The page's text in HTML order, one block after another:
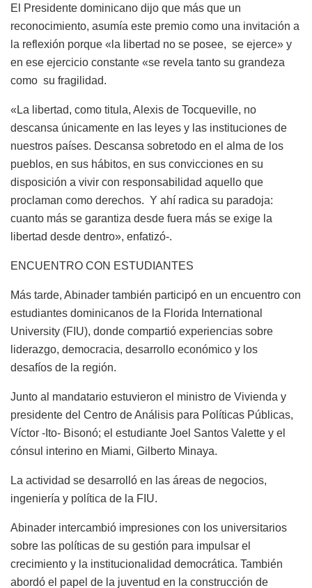
El Presidente dominicano dijo que más que un
reconocimiento, asumía este premio como una invitación a
la reflexión porque «la libertad no se posee, se ejerce» y
en ese ejercicio constante «se revela tanto su grandeza
como su fragilidad.
«La libertad, como titula, Alexis de Tocqueville, no
descansa únicamente en las leyes y las instituciones de
nuestros países. Descansa sobretodo en el alma de los
pueblos, en sus hábitos, en sus convicciones en su
disposición a vivir con responsabilidad aquello que
proclaman como derechos. Y ahí radica su paradoja:
cuanto más se garantiza desde fuera más se exige la
libertad desde dentro», enfatizó-.
ENCUENTRO CON ESTUDIANTES
Más tarde, Abinader también participó en un encuentro con
estudiantes dominicanos de la Florida International
University (FIU), donde compartió experiencias sobre
liderazgo, democracia, desarrollo económico y los
desafíos de la región.
Junto al mandatario estuvieron el ministro de Vivienda y
presidente del Centro de Análisis para Políticas Públicas,
Víctor -Ito- Bisonó; el estudiante Joel Santos Valette y el
cónsul interino en Miami, Gilberto Minaya.
La actividad se desarrolló en las áreas de negocios,
ingeniería y política de la FIU.
Abinader intercambió impresiones con los universitarios
sobre las políticas de su gestión para impulsar el
crecimiento y la institucionalidad democrática. También
abordó el papel de la juventud en la construcción de